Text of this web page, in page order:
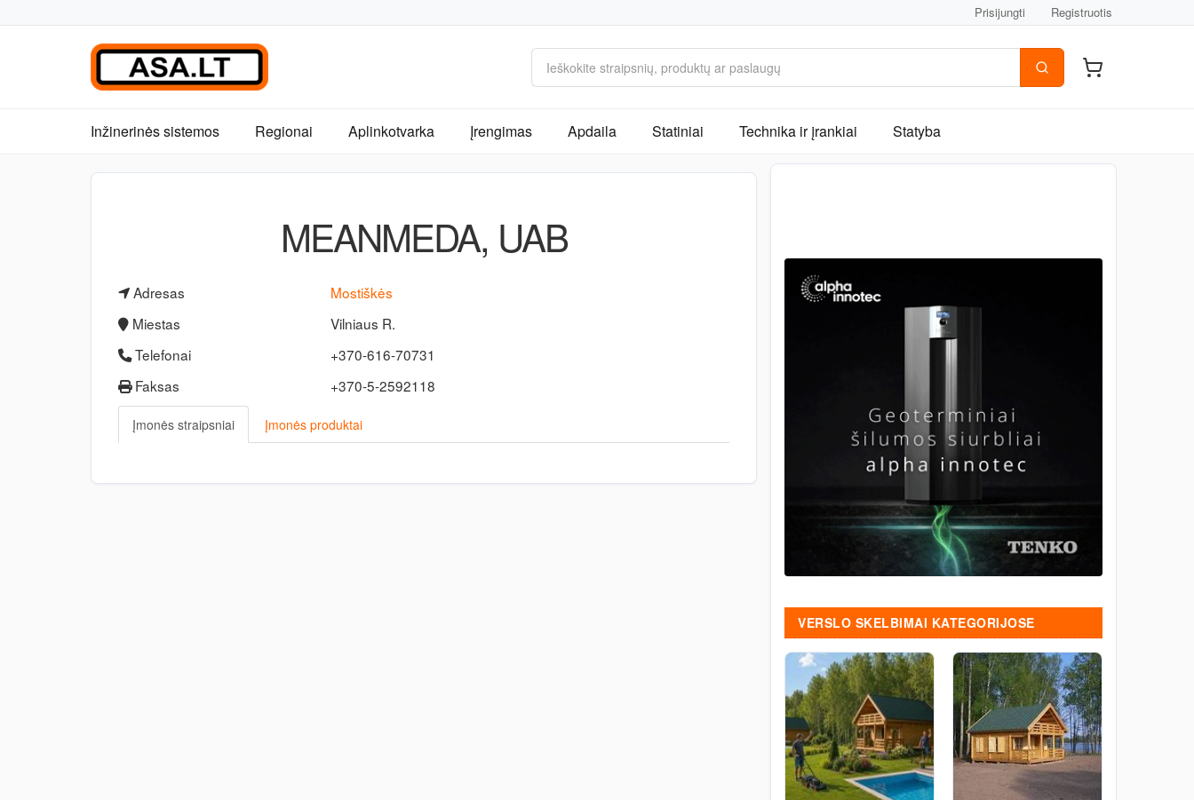
Prisijungti Registruotis
Inžinerinės sistemos Regionai Aplinkotvarka Įrengimas Apdaila Statiniai Technika ir įrankiai Statyba
MEANMEDA, UAB
Adresas
Mostiškės
Miestas
Vilniaus R.
Telefonai
+370-616-70731
Faksas
+370-5-2592118
Įmonės straipsniai Įmonės produktai
VERSLO SKELBIMAI KATEGORIJOSE